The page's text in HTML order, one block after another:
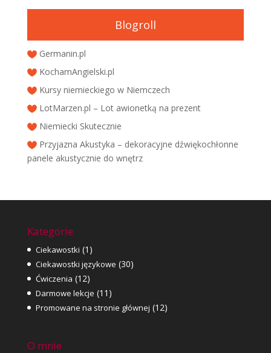
Blogroll
Germanin.pl
KochamAngielski.pl
Kursy niemieckiego w Niemczech
LotMarzen.pl – Lot awionetką na prezent
Niemiecki Skutecznie
Przyjazna Akustyka – dekoracyjne dźwiękochłonne
panele akustycznie do wnętrz
Kategorie
Ciekawostki (1)
Ciekawostki językowe (30)
Ćwiczenia (12)
Darmowe lekcje (11)
Promowane na stronie głównej (12)
O mnie